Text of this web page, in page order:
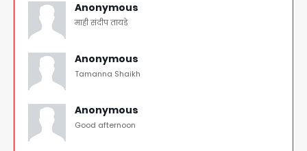
Anonymous
माही संदीप तायडे
Anonymous
Tamanna Shaikh
Anonymous
Good afternoon